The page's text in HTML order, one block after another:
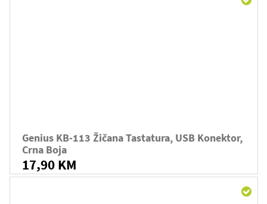
Genius KB-113 Žičana Tastatura, USB Konektor,
Crna Boja
17,90 KM